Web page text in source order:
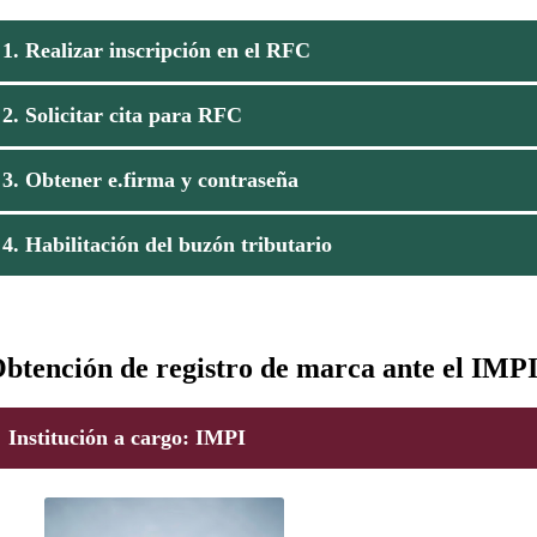
1. Realizar inscripción en el RFC
2. Solicitar cita para RFC
3. Obtener e.firma y contraseña
4. Habilitación del buzón tributario
de registro de marca ante el IMPI
Institución a cargo: IMPI